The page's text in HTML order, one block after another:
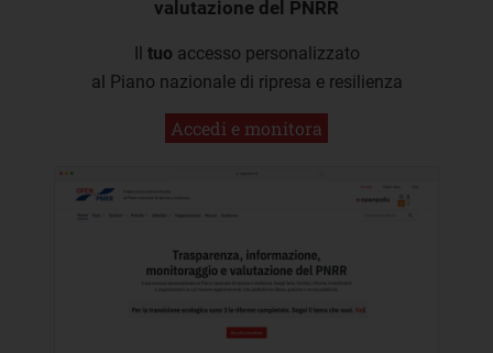
valutazione del PNRR
Il tuo accesso personalizzato
al Piano nazionale di ripresa e resilienza
Accedi e monitora